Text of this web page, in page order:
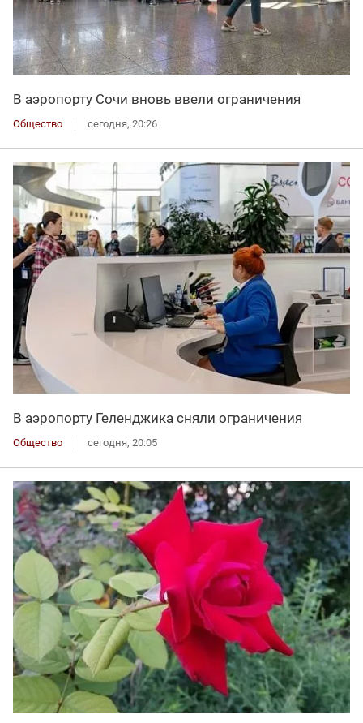
В аэропорту Сочи вновь ввели ограничения
Общество сегодня, 20:26
В аэропорту Геленджика сняли ограничения
Общество сегодня, 20:05